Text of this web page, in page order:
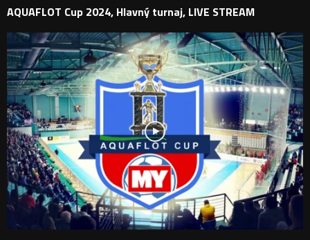
AQUAFLOT Cup 2024, Hlavný turnaj, LIVE STREAM